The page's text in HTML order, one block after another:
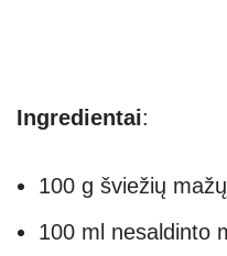
Ingredientai:
100 g šviežių
100 ml nesaldinto